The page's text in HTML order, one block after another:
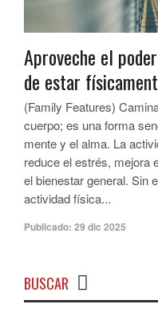
Aproveche el
de estar
(Family Features)
cuerpo; es una forma
mente y el alma. La
reduce el estrés, mejora
el bienestar general. Sin
actividad física...
Publicado: 29 dic 2025
BUSCAR